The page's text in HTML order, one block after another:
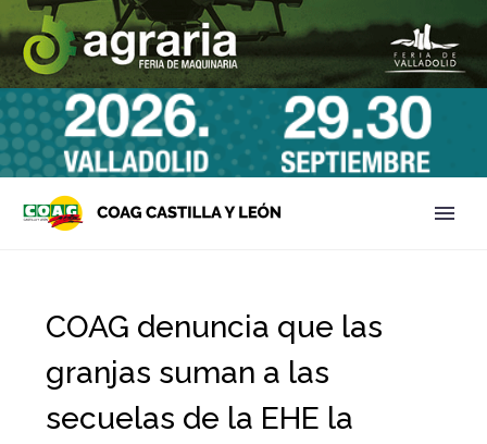
COAG denuncia que las
granjas suman a las
secuelas de la EHE la